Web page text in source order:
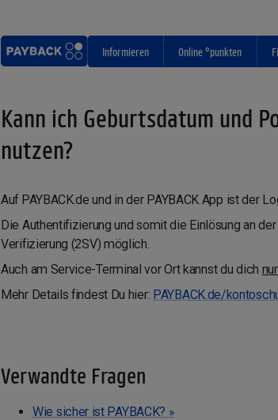
Informieren Online °punkten
Kann ich Geburtsdatum und
nutzen?
Auf PAYBACK.de und in der PAYBACK App ist der
Die Authentifizierung und somit die Einlösung an
Verifizierung (2SV) möglich.
Auch am Service-Terminal vor Ort kannst du dich
Mehr Details findest Du hier: PAYBACK.de/
Verwandte Fragen
Wie sicher ist PAYBACK? »